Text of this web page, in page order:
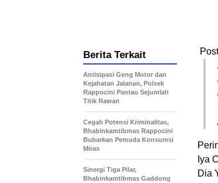
Iya
Dia
Berita Terkait
Antisipasi Geng Motor dan
Kejahatan Jalanan, Polsek
Rappocini Pantau Sejumlah
Titik Rawan
Cegah Potensi Kriminalitas,
Bhabinkamtibmas Rappocini
Bubarkan Pemuda Konsumsi
Miras
Sinergi Tiga Pilar,
Bhabinkamtibmas Gaddong